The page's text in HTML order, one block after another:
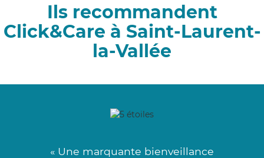
Ils recommandent
Click&Care à Saint-Laurent-
la-Vallée
« Une marquante bienveillance